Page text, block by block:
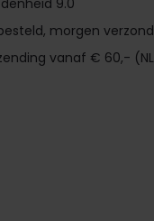
9.0
morgen
vanaf € 60,-